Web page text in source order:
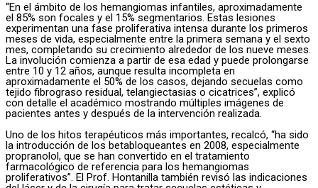
“En el ámbito de los hemangiomas infantiles, aproximadamente
el 85% son focales y el 15% segmentarios. Estas lesiones
experimentan una fase proliferativa intensa durante los primeros
meses de vida, especialmente entre la primera semana y el sexto
mes, completando su crecimiento alrededor de los nueve meses.
La involución comienza a partir de esa edad y puede prolongarse
entre 10 y 12 años, aunque resulta incompleta en
aproximadamente el 50% de los casos, dejando secuelas como
tejido fibrograso residual, telangiectasias o cicatrices”, explicó
con detalle el académico mostrando múltiples imágenes de
pacientes antes y después de la intervención realizada.
Uno de los hitos terapéuticos más importantes, recalcó, “ha sido
la introducción de los betabloqueantes en 2008, especialmente
propranolol, que se han convertido en el tratamiento
farmacológico de referencia para los hemangiomas
proliferativos”. El Prof. Hontanilla también revisó las indicaciones